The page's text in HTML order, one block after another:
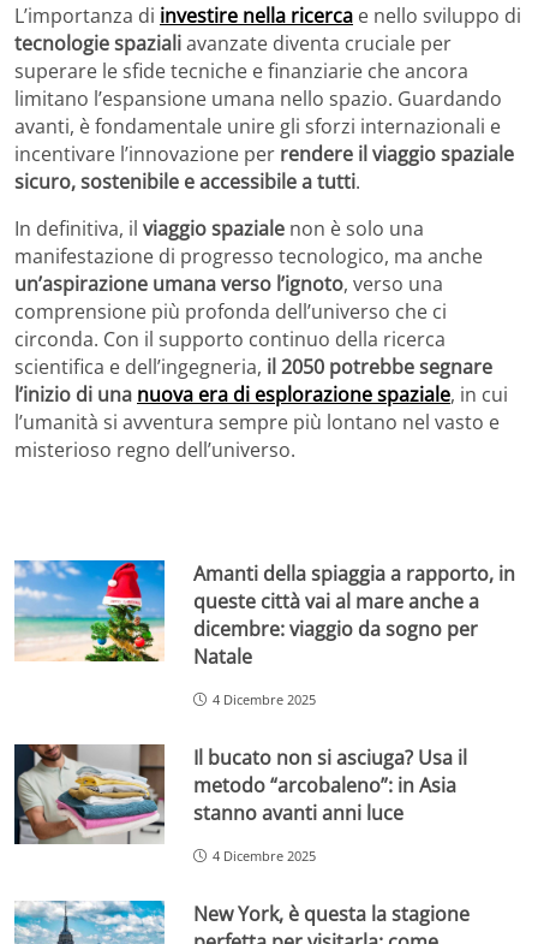
L’importanza di investire nella ricerca e nello sviluppo di
tecnologie spazialiavanzate diventa cruciale per
superare le sfide tecniche e finanziarie che ancora
limitano l’espansione umana nello spazio. Guardando
avanti, è fondamentale unire gli sforzi internazionali e
incentivare l’innovazione per rendere il viaggio spaziale
sicuro, sostenibile e accessibile a tutti.
In definitiva, il viaggio spaziale non è solo una
manifestazione di progresso tecnologico, ma anche
un’aspirazione umana verso l’ignoto, verso una
comprensione più profonda dell’universo che ci
circonda. Con il supporto continuo della ricerca
scientifica e dell’ingegneria, il 2050 potrebbe segnare
l’inizio di una nuova era di esplorazione spaziale, in cui
l’umanità si avventura sempre più lontano nel vasto e
misterioso regno dell’universo.
Amanti della spiaggia a rapporto, in
queste città vai al mare anche a
dicembre: viaggio da sogno per
Natale
4 Dicembre 2025
Il bucato non si asciuga? Usa il
metodo “arcobaleno”: in Asia
stanno avanti anni luce
4 Dicembre 2025
New York, è questa la stagione